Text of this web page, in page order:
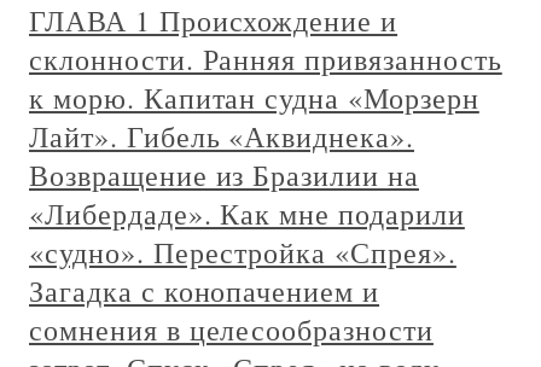
ГЛАВА 1 Происхождение и
склонности. Ранняя привязанность
к морю. Капитан судна «Морзерн
Лайт». Гибель «Аквиднека».
Возвращение из Бразилии на
«Либердаде». Как мне подарили
«судно». Перестройка «Спрея».
Загадка с конопачением и
сомнения в целесообразности